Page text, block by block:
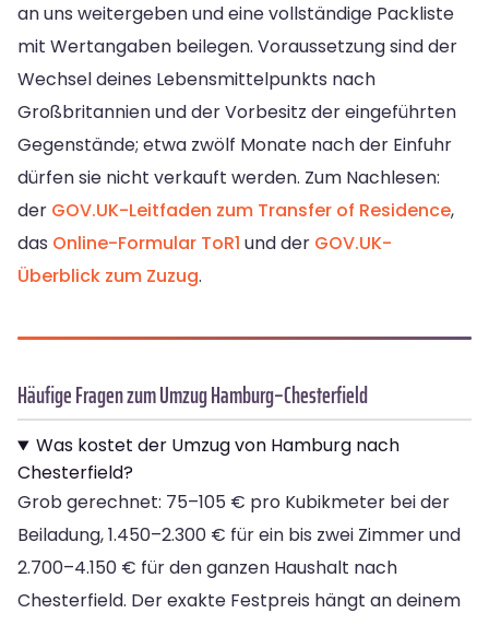
an uns weitergeben und eine vollständige Packliste
mit Wertangaben beilegen. Voraussetzung sind der
Wechsel deines Lebensmittelpunkts nach
Großbritannien und der Vorbesitz der eingeführten
Gegenstände; etwa zwölf Monate nach der Einfuhr
dürfen sie nicht verkauft werden. Zum Nachlesen:
der GOV.UK-Leitfaden zum Transfer of Residence,
das Online-Formular ToR1 und der GOV.UK-
Überblick zum Zuzug.
Häufige Fragen zum Umzug Hamburg–Chesterfield
Was kostet der Umzug von Hamburg nach
Chesterfield?
Grob gerechnet: 75–105 € pro Kubikmeter bei der
Beiladung, 1.450–2.300 € für ein bis zwei Zimmer und
2.700–4.150 € für den ganzen Haushalt nach
Chesterfield. Der exakte Festpreis hängt an deinem